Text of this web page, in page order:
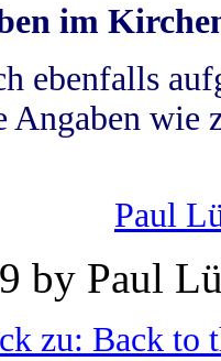
im
ebenfalls
Angaben wie
Paul
by Paul
zu: Back to